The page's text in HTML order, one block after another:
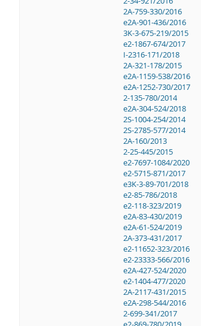
2A-759-330/2016
e2A-901-436/2016
3K-3-675-219/2015
e2-1867-674/2017
I-2316-171/2018
2A-321-178/2015
e2A-1159-538/2016
e2A-1252-730/2017
2-135-780/2014
e2A-304-524/2018
2S-1004-254/2014
2S-2785-577/2014
2A-160/2013
2-25-445/2015
e2-7697-1084/2020
e2-5715-871/2017
e3K-3-89-701/2018
e2-85-786/2018
e2-118-323/2019
e2A-83-430/2019
e2A-61-524/2019
2A-373-431/2017
e2-11652-323/2016
e2-23333-566/2016
e2A-427-524/2020
e2-1404-477/2020
2A-2117-431/2015
e2A-298-544/2016
2-699-341/2017